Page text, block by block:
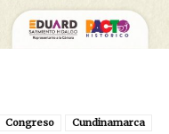
Congreso
Cundinamarca